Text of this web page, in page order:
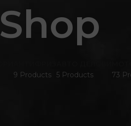
Shop
9 Products 5 Products
73